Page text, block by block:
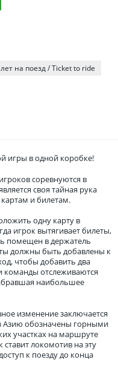
на поезд / Ticket to ride
игры в одной коробке!
соревнуются в
своя тайная рука
и билетам.
одну карту в
игрок вытягивает билеты,
помещен в держатель
должны быть добавлены к
чтобы добавить два
команды отслеживаются
наибольшее
изменение заключается
Азию обозначены горными
участках на маршруте
ставит локомотив на эту
к поезду до конца